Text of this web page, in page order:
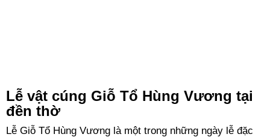
Lễ vật cúng Giỗ Tổ Hùng Vương tại
đền thờ
Lễ Giỗ Tổ Hùng Vương là một trong những ngày lễ đặc